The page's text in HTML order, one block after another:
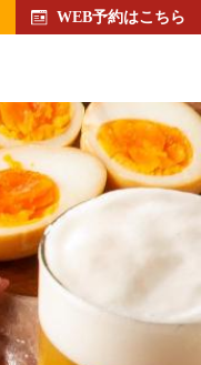
WEB予約はこちら